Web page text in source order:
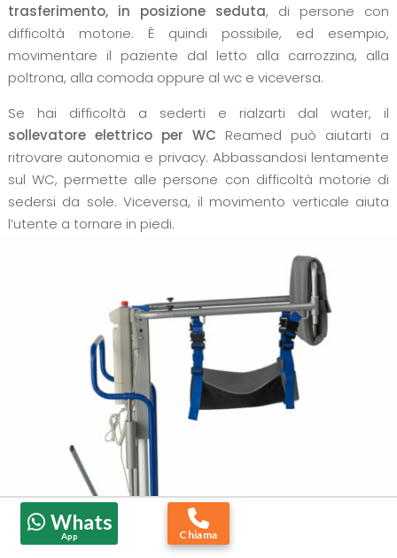
trasferimento, in posizione seduta, di persone con
difficoltà motorie. È quindi possibile, ed esempio,
movimentare il paziente dal letto alla carrozzina, alla
poltrona, alla comoda oppure al wc e viceversa.
Se hai difficoltà a sederti e rialzarti dal water, il
sollevatore elettrico per WC Reamed può aiutarti a
ritrovare autonomia e privacy. Abbassandosi lentamente
sul WC, permette alle persone con difficoltà motorie di
sedersi da sole. Viceversa, il movimento verticale aiuta
l’utente a tornare in piedi.
Whats
App Chiama